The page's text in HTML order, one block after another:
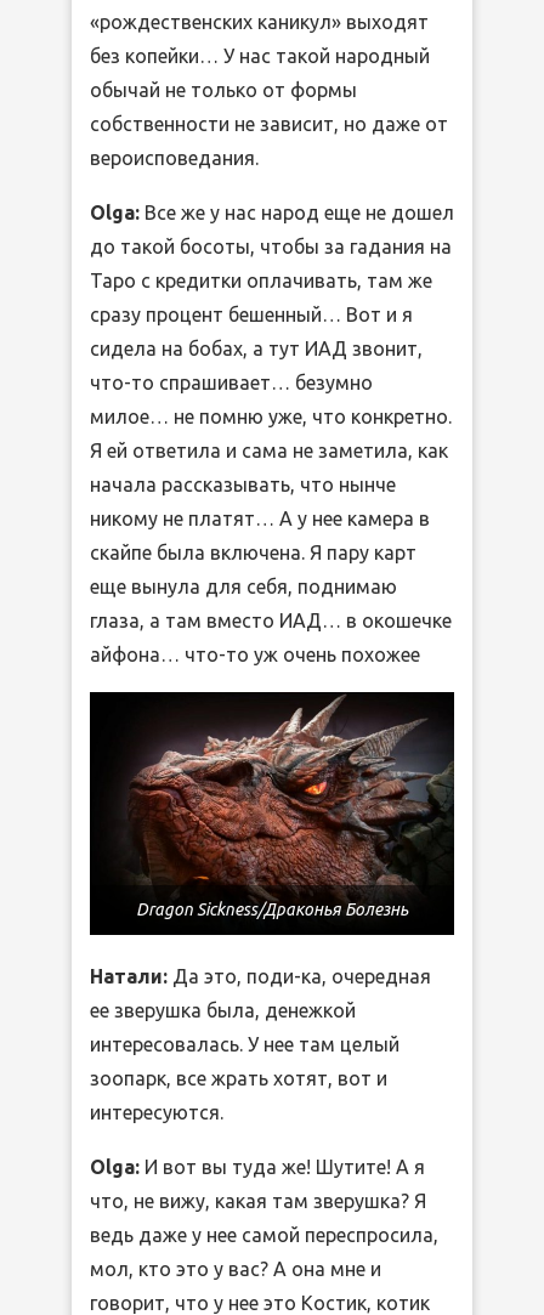
«рождественских каникул» выходят
без копейки… У нас такой народный
обычай не только от формы
собственности не зависит, но даже от
вероисповедания.
Olga: Все же у нас народ еще не дошел
до такой босоты, чтобы за гадания на
Таро с кредитки оплачивать, там же
сразу процент бешенный… Вот и я
сидела на бобах, а тут ИАД звонит,
что-то спрашивает… безумно
милое… не помню уже, что конкретно.
Я ей ответила и сама не заметила, как
начала рассказывать, что нынче
никому не платят… А у нее камера в
скайпе была включена. Я пару карт
еще вынула для себя, поднимаю
глаза, а там вместо ИАД… в окошечке
айфона… что-то уж очень похожее
Dragon Sickness/Драконья Болезнь
Натали: Да это, поди-ка, очередная
ее зверушка была, денежкой
интересовалась. У нее там целый
зоопарк, все жрать хотят, вот и
интересуются.
Olga: И вот вы туда же! Шутите! А я
что, не вижу, какая там зверушка? Я
ведь даже у нее самой переспросила,
мол, кто это у вас? А она мне и
говорит, что у нее это Костик, котик